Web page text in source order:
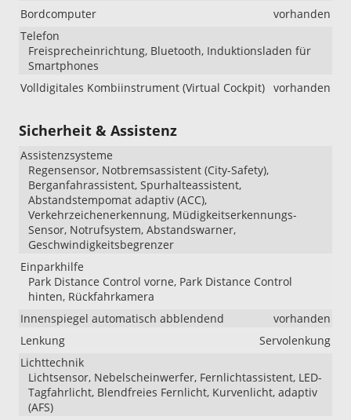
Bordcomputer
vorhanden
Telefon
Freisprecheinrichtung, Bluetooth, Induktionsladen für
Smartphones
Volldigitales Kombiinstrument (Virtual Cockpit) vorhanden
Sicherheit & Assistenz
Assistenzsysteme
Regensensor, Notbremsassistent (City-Safety),
Berganfahrassistent, Spurhalteassistent,
Abstandstempomat adaptiv (ACC),
Verkehrzeichenerkennung, Müdigkeitserkennungs-
Sensor, Notrufsystem, Abstandswarner,
Geschwindigkeitsbegrenzer
Einparkhilfe
Park Distance Control vorne, Park Distance Control
hinten, Rückfahrkamera
Innenspiegel automatisch abblendend
vorhanden
Lenkung
Servolenkung
Lichttechnik
Lichtsensor, Nebelscheinwerfer, Fernlichtassistent, LED-
Tagfahrlicht, Blendfreies Fernlicht, Kurvenlicht, adaptiv
(AFS)